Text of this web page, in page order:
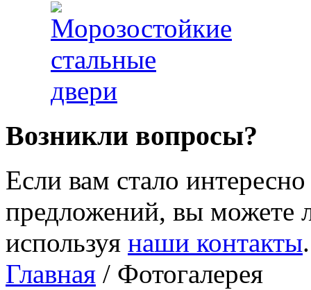
Возникли вопросы?
Если вам стало
предложений, вы можете
используя наши контакты.
Главная / Фотогалерея